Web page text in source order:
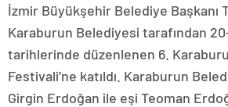
İzmir Büyükşehir Belediye Başkanı
Karaburun Belediyesi tarafından
tarihlerinde düzenlenen 6.
Festivali’ne katıldı. Karaburun
Girgin Erdoğan ile eşi Teoman